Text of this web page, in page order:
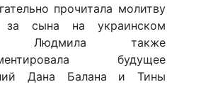
прочитала молитву
за сына на украинском
Людмила также
будущее
Дана Балана и Тины